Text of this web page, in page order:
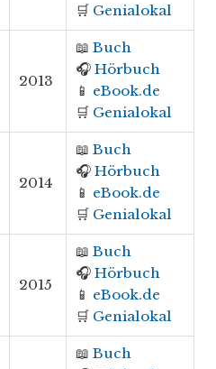
🛒 Genialokal
2013
📖 Buch
🎧 Hörbuch
📱 eBook.de
🛒 Genialokal
2014
📖 Buch
🎧 Hörbuch
📱 eBook.de
🛒 Genialokal
2015
📖 Buch
🎧 Hörbuch
📱 eBook.de
🛒 Genialokal
📖 Buch